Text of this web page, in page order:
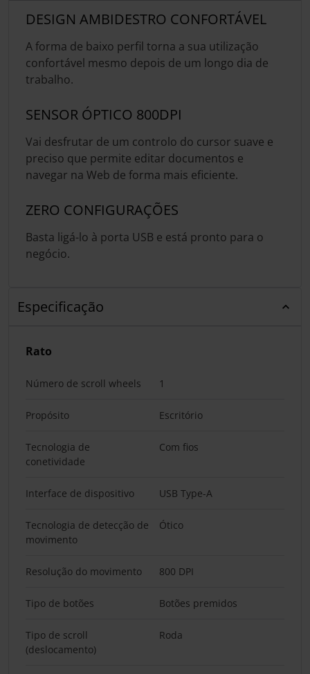
DESIGN AMBIDESTRO CONFORTÁVEL
A forma de baixo perfil torna a sua utilização
confortável mesmo depois de um longo dia de
trabalho.
SENSOR ÓPTICO 800DPI
Vai desfrutar de um controlo do cursor suave e
preciso que permite editar documentos e
navegar na Web de forma mais eficiente.
ZERO CONFIGURAÇÕES
Basta ligá-lo à porta USB e está pronto para o
negócio.
Especificação
Rato
Número de scroll wheels 1
Propósito Escritório
Tecnologia de
conetividade
Com fios
Interface de dispositivo USB Type-A
Tecnologia de detecção de
movimento
Ótico
Resolução do movimento 800 DPI
Tipo de botões Botões premidos
Tipo de scroll
(deslocamento)
Roda